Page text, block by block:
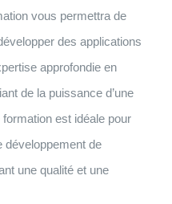
vous permettra de
des applications
approfondie en
de la puissance d’une
est idéale pour
développement de
une qualité et une